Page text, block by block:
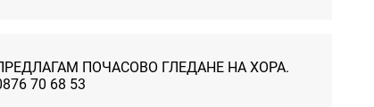
ПОЧАСОВО ГЛЕДАНЕ НА ХОРА.
70 68 53